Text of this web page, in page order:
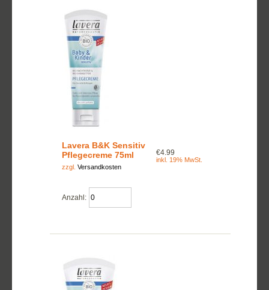
Lavera B&K Sensitiv
Pflegecreme 75ml
€4.99
inkl. 19% MwSt.
zzgl. Versandkosten
Anzahl: